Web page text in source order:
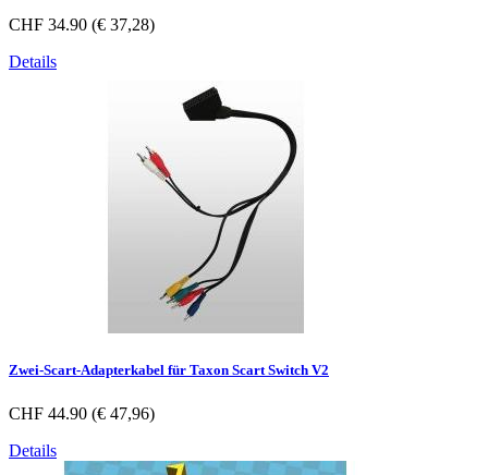
CHF 34.90 (€ 37,28)
Details
Zwei-Scart-Adapterkabel für Taxon Scart Switch V2
CHF 44.90 (€ 47,96)
Details